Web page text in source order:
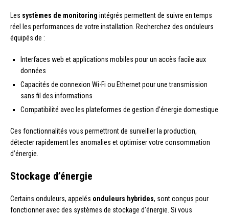
Les systèmes de monitoring intégrés permettent de suivre en temps
réel les performances de votre installation. Recherchez des onduleurs
équipés de :
Interfaces web et applications mobiles pour un accès facile aux
données
Capacités de connexion Wi-Fi ou Ethernet pour une transmission
sans fil des informations
Compatibilité avec les plateformes de gestion d’énergie domestique
Ces fonctionnalités vous permettront de surveiller la production,
détecter rapidement les anomalies et optimiser votre consommation
d’énergie.
Stockage d’énergie
Certains onduleurs, appelés onduleurs hybrides, sont conçus pour
fonctionner avec des systèmes de stockage d’énergie. Si vous